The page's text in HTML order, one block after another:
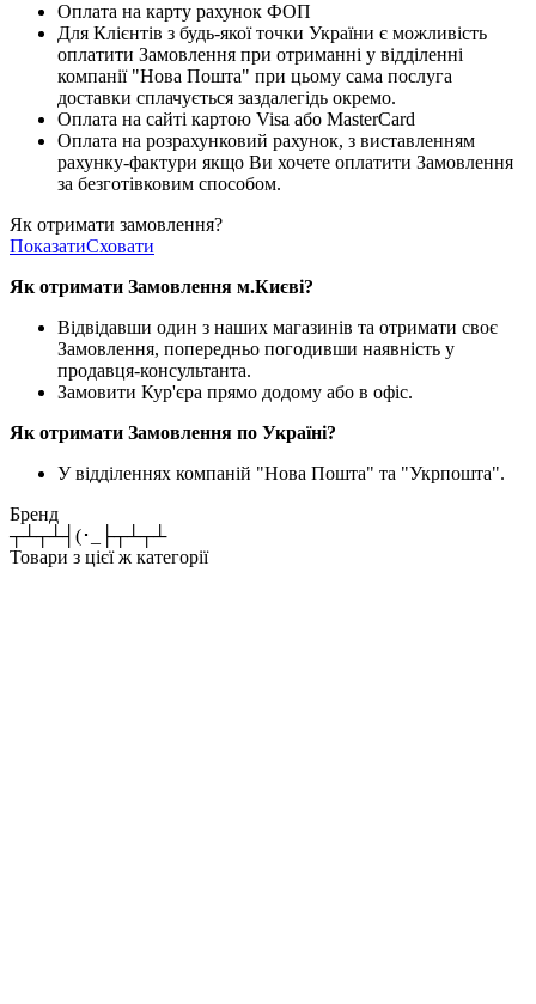
Оплата на карту рахунок ФОП
Для Клієнтів з будь-якої точки України є можливість
оплатити Замовлення при отриманні у відділенні
компанії "Нова Пошта" при цьому сама послуга
доставки сплачується заздалегідь окремо.
Оплата на сайті картою Visa або MasterCard
Оплата на розрахунковий рахунок, з виставленням
рахунку-фактури якщо Ви хочете оплатити Замовлення
за безготівковим способом.
Як отримати замовлення?
ПоказатиСховати
Як отримати Замовлення м.Києві?
Відвідавши один з наших магазинів та отримати своє
Замовлення, попередньо погодивши наявність у
продавця-консультанта.
Замовити Кур'єра прямо додому або в офіс.
Як отримати Замовлення по Україні?
У відділеннях компаній "Нова Пошта" та "Укрпошта".
Бренд
┬┴┬┴┤(･_├┬┴┬┴
Товари з цієї ж категорії